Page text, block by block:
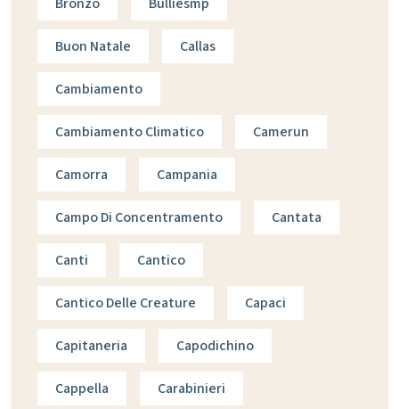
Bronzo Bulliesmp
Buon Natale Callas
Cambiamento
Cambiamento Climatico Camerun
Camorra Campania
Campo Di Concentramento Cantata
Canti Cantico
Cantico Delle Creature Capaci
Capitaneria Capodichino
Cappella Carabinieri